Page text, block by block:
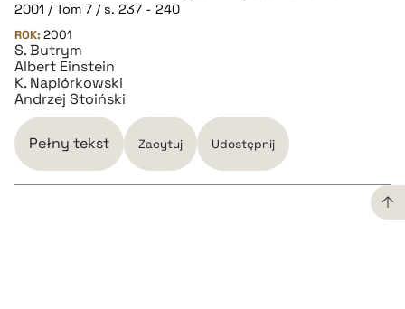
2001 / Tom 7 / s. 237 - 240
ROK: 2001
S. Butrym
Albert Einstein
K. Napiórkowski
Andrzej Stoiński
Pełny tekst Zacytuj Udostępnij